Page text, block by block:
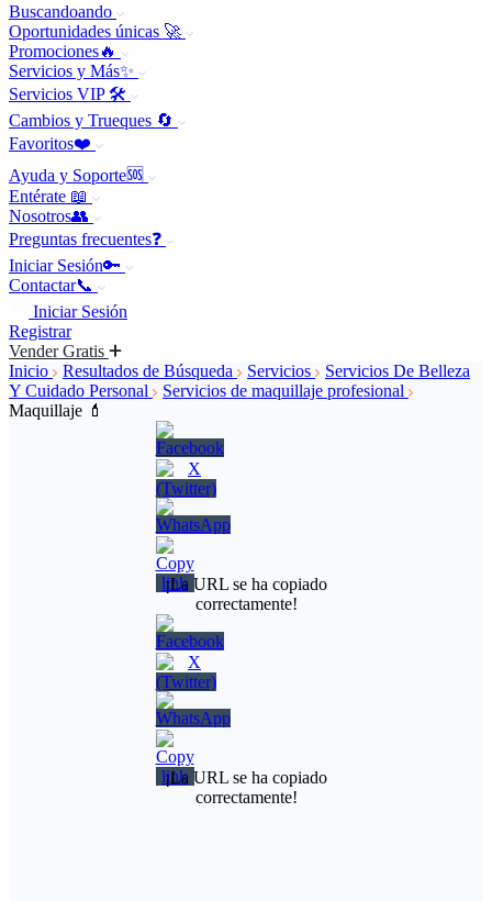
Buscandoando
Oportunidades únicas 🚀
Promociones🔥
Servicios y Más✨
Servicios VIP 🛠️
Cambios y Trueques 🔄
Favoritos❤️
Ayuda y Soporte🆘
Entérate 📖
Nosotros👥
Preguntas frecuentes❓
Iniciar Sesión🔑
Contactar📞
Iniciar Sesión
Registrar
Vender Gratis
Inicio
Resultados de Búsqueda Servicios
Servicios De Belleza
Y Cuidado Personal
Servicios de maquillaje profesional
Maquillaje 💄
¡La URL se ha copiado
correctamente!
¡La URL se ha copiado
correctamente!